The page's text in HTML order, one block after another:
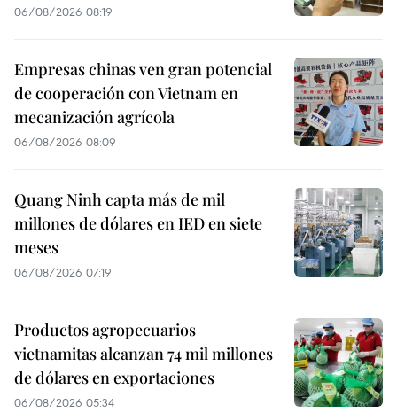
06/08/2026 08:19
Empresas chinas ven gran potencial
de cooperación con Vietnam en
mecanización agrícola
06/08/2026 08:09
Quang Ninh capta más de mil
millones de dólares en IED en siete
meses
06/08/2026 07:19
Productos agropecuarios
vietnamitas alcanzan 74 mil millones
de dólares en exportaciones
06/08/2026 05:34